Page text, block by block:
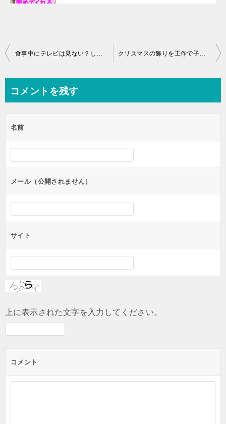
投
ビ
ー
シ
ョ
ン
食事中にテレビは見ない？しつけのためってスマホは？ クリスマスの飾りを工作で子供ができる立体的なツリーをダウンロード
コメントを残す
名前
メール（公開されません）
サイト
上に表示された文字を入力してください。
コメント